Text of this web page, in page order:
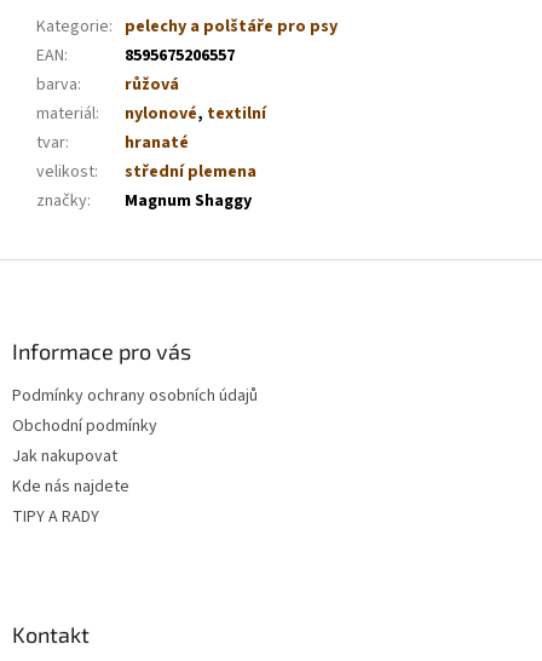
Kategorie: pelechy a polštáře pro psy
EAN:
8595675206557
barva:
růžová
materiál: nylonové, textilní
tvar:
hranaté
velikost:
střední plemena
značky: Magnum Shaggy
Informace pro vás
Podmínky ochrany osobních údajů
Obchodní podmínky
Jak nakupovat
Kde nás najdete
TIPY A RADY
Kontakt